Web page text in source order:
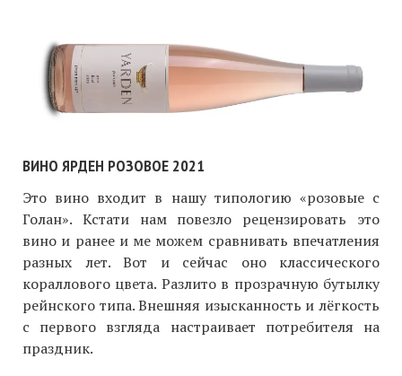
ВИНО ЯРДЕН РОЗОВОЕ 2021
Это вино входит в нашу типологию «розовые с
Голан». Кстати нам повезло рецензировать это
вино и ранее и ме можем сравнивать впечатления
разных лет. Вот и сейчас оно классического
кораллового цвета. Разлито в прозрачную бутылку
рейнского типа. Внешняя изысканность и лёгкость
с первого взгляда настраивает потребителя на
праздник.